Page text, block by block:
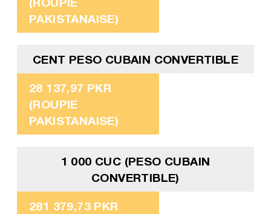
PAKISTANAISE)
CENT PESO CUBAIN CONVERTIBLE
28 137,97 PKR
(ROUPIE
PAKISTANAISE)
1 000 CUC (PESO CUBAIN
CONVERTIBLE)
281 379,73 PKR